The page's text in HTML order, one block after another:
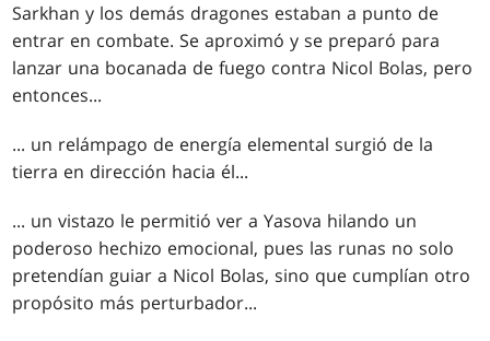
Sarkhan y los demás dragones estaban a punto de
entrar en combate. Se aproximó y se preparó para
lanzar una bocanada de fuego contra Nicol Bolas, pero
entonces...
... un relámpago de energía elemental surgió de la
tierra en dirección hacia él...
... un vistazo le permitió ver a Yasova hilando un
poderoso hechizo emocional, pues las runas no solo
pretendían guiar a Nicol Bolas, sino que cumplían otro
propósito más perturbador...